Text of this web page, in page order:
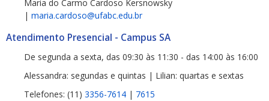
Maria do Carmo Cardoso Kersnowsky
| maria.cardoso@ufabc.edu.br
Atendimento Presencial - Campus SA
De segunda a sexta, das 09:30 às 11:30 - das 14:00 às 16:00
Alessandra: segundas e quintas | Lilian: quartas e sextas
Telefones: (11) 3356-7614 | 7615